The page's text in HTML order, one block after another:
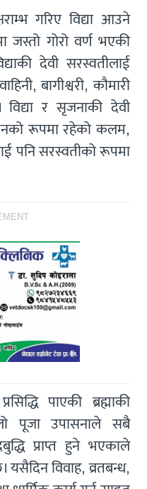
गरिए विद्या आउने
जस्तो गोरो वर्ण भएकी
देवी सरस्वतीलाई
बागीश्वरी, कौमारी
र सृजनाकी देवी
रूपमा रहेको कलम,
पनि सरस्वतीको रूपमा
पाएकी ब्रह्माकी
पूजा उपासनाले सबै
प्राप्त हुने भएकाले
विवाह, व्रतबन्ध,